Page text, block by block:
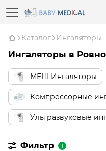
Каталог Ингаляторы
Ингаляторы в Ровно
МЕШ Ингаляторы
Компрессорные
Ультразвуковые
Фильтр 1